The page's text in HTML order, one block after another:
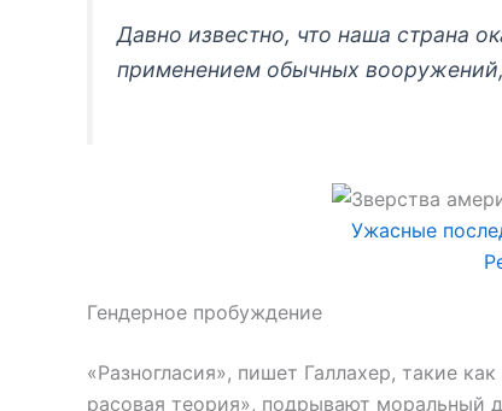
Давно известно, что наша страна
применением обычных
Ужасные
Гендерное пробуждение
«Разногласия», пишет Галлахер, такие
расовая теория», подрывают моральный